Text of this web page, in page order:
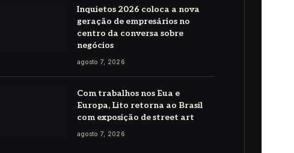
Inquietos 2026 coloca a nova
geração de empresários no
centro da conversa sobre
negócios
agosto 7, 2026
Com trabalhos nos Eua e
Europa, Lito retorna ao Brasil
com exposição de street art
agosto 7, 2026